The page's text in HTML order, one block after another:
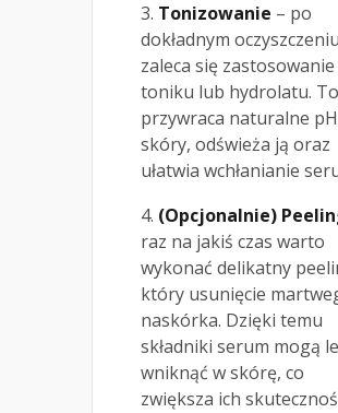
3. Tonizowanie – po
dokładnym oczyszczeniu
zaleca się zastosowanie
toniku lub hydrolatu.
przywraca naturalne pH
skóry, odświeża ją oraz
ułatwia wchłanianie
4. (Opcjonalnie)
raz na jakiś czas warto
wykonać delikatny
który usunięcie
naskórka. Dzięki temu
składniki serum mogą
wniknąć w skórę, co
zwiększa ich